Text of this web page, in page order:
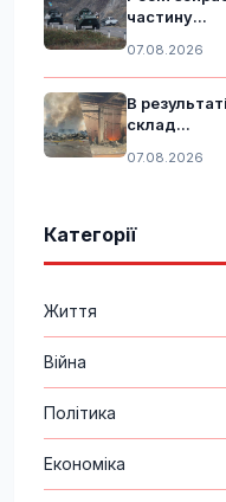
частину...
07.08.2026
В
склад...
07.08.2026
Категорії
Життя
Війна
Політика
Економіка